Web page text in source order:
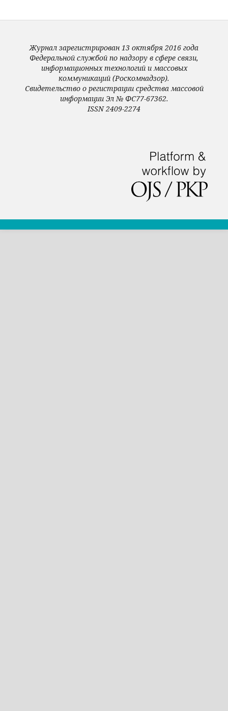
Журнал зарегистрирован 13 октября 2016 года
Федеральной службой по надзору в сфере связи,
информационных технологий и массовых
коммуникаций (Роскомнадзор).
Свидетельство о регистрации средства массовой
информации Эл № ФС77-67362.
ISSN 2409-2274